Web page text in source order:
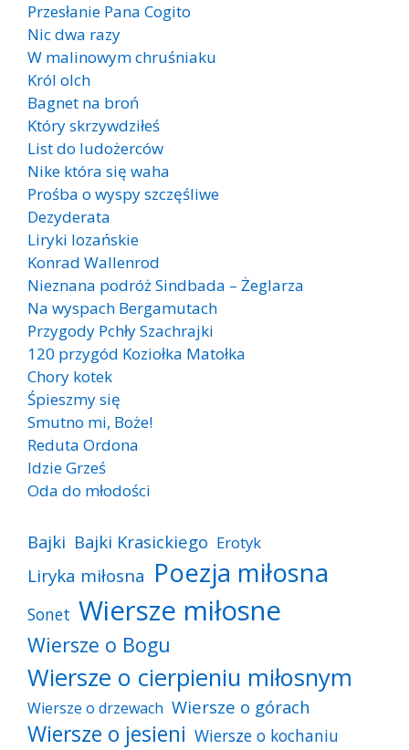
Przesłanie Pana Cogito
Nic dwa razy
W malinowym chruśniaku
Król olch
Bagnet na broń
Który skrzywdziłeś
List do ludożerców
Nike która się waha
Prośba o wyspy szczęśliwe
Dezyderata
Liryki lozańskie
Konrad Wallenrod
Nieznana podróż Sindbada – Żeglarza
Na wyspach Bergamutach
Przygody Pchły Szachrajki
120 przygód Koziołka Matołka
Chory kotek
Śpieszmy się
Smutno mi, Boże!
Reduta Ordona
Idzie Grześ
Oda do młodości
Bajki Bajki Krasickiego Erotyk
Liryka miłosna Poezja miłosna
Sonet Wiersze miłosne
Wiersze o Bogu
Wiersze o cierpieniu miłosnym
Wiersze o drzewach Wiersze o górach
Wiersze o jesieni Wiersze o kochaniu